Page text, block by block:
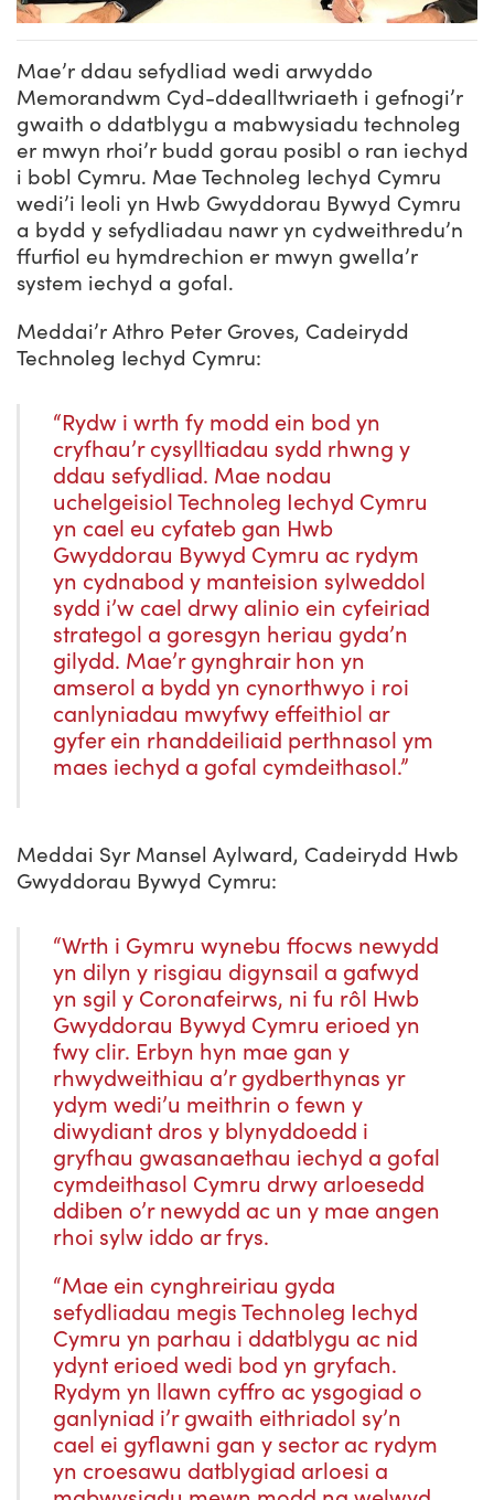
Mae’r ddau sefydliad wedi arwyddo
Memorandwm Cyd-ddealltwriaeth i gefnogi’r
gwaith o ddatblygu a mabwysiadu technoleg
er mwyn rhoi’r budd gorau posibl o ran iechyd
i bobl Cymru. Mae Technoleg Iechyd Cymru
wedi’i leoli yn Hwb Gwyddorau Bywyd Cymru
a bydd y sefydliadau nawr yn cydweithredu’n
ffurfiol eu hymdrechion er mwyn gwella’r
system iechyd a gofal.
Meddai’r Athro Peter Groves, Cadeirydd
Technoleg Iechyd Cymru:
“Rydw i wrth fy modd ein bod yn
cryfhau’r cysylltiadau sydd rhwng y
ddau sefydliad. Mae nodau
uchelgeisiol Technoleg Iechyd Cymru
yn cael eu cyfateb gan Hwb
Gwyddorau Bywyd Cymru ac rydym
yn cydnabod y manteision sylweddol
sydd i’w cael drwy alinio ein cyfeiriad
strategol a goresgyn heriau gyda’n
gilydd. Mae’r gynghrair hon yn
amserol a bydd yn cynorthwyo i roi
canlyniadau mwyfwy effeithiol ar
gyfer ein rhanddeiliaid perthnasol ym
maes iechyd a gofal cymdeithasol.”
Meddai Syr Mansel Aylward, Cadeirydd Hwb
Gwyddorau Bywyd Cymru:
“Wrth i Gymru wynebu ffocws newydd
yn dilyn y risgiau digynsail a gafwyd
yn sgil y Coronafeirws, ni fu rôl Hwb
Gwyddorau Bywyd Cymru erioed yn
fwy clir. Erbyn hyn mae gan y
rhwydweithiau a’r gydberthynas yr
ydym wedi’u meithrin o fewn y
diwydiant dros y blynyddoedd i
gryfhau gwasanaethau iechyd a gofal
cymdeithasol Cymru drwy arloesedd
ddiben o’r newydd ac un y mae angen
rhoi sylw iddo ar frys.
“Mae ein cynghreiriau gyda
sefydliadau megis Technoleg Iechyd
Cymru yn parhau i ddatblygu ac nid
ydynt erioed wedi bod yn gryfach.
Rydym yn llawn cyffro ac ysgogiad o
ganlyniad i’r gwaith eithriadol sy’n
cael ei gyflawni gan y sector ac rydym
yn croesawu datblygiad arloesi a